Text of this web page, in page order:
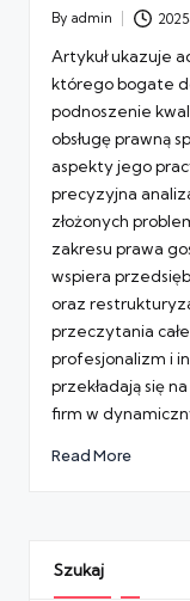
Posted
By admin
Artykuł ukazuje
którego bogate
podnoszenie
obsługę prawną
aspekty jego
precyzyjna
złożonych
zakresu prawa
wspiera
oraz
przeczytania
profesjonalizm i
przekładają się
firm w
Read More
Szukaj